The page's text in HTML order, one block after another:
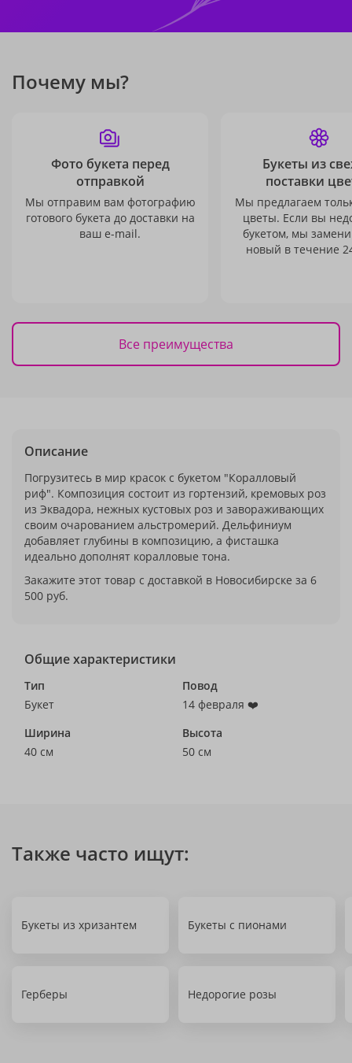
Почему мы?
Фото букета перед
отправкой
Мы отправим вам фотографию
готового букета до доставки на
ваш e-mail.
Букеты из
поставки
Мы предлагаем
цветы. Если вы
букетом, мы
новый в течение
Все преимущества
Описание
Погрузитесь в мир красок с букетом "Коралловый
риф". Композиция состоит из гортензий, кремовых роз
из Эквадора, нежных кустовых роз и завораживающих
своим очарованием альстромерий. Дельфиниум
добавляет глубины в композицию, а фисташка
идеально дополнят коралловые тона.
Закажите этот товар с доставкой в Новосибирске за 6
500 руб.
Общие характеристики
Тип
Букет
Повод
14 февраля ❤️
Ширина
40 см
Высота
50 см
Также часто ищут:
Букеты из хризантем Букеты с пионами
Герберы Недорогие розы